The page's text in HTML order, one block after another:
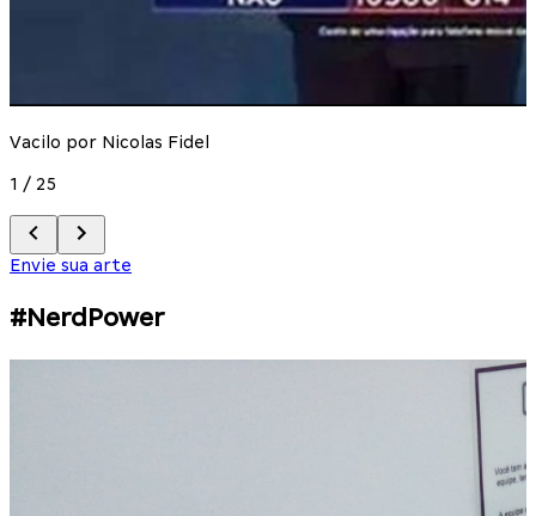
Vacilo por Nicolas Fidel
1 / 25
Envie sua arte
#NerdPower